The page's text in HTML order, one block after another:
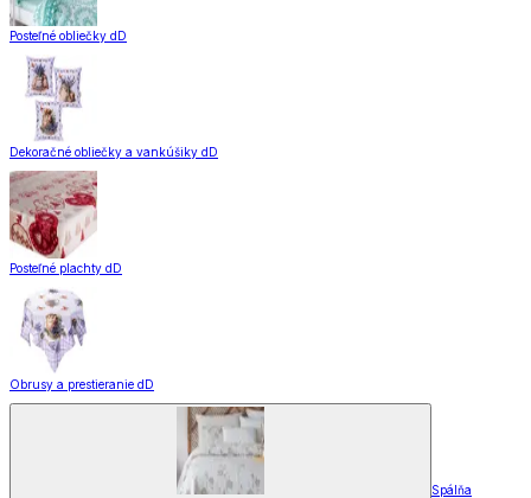
Posteľné obliečky dD
Dekoračné obliečky a vankúšiky dD
Posteľné plachty dD
Obrusy a prestieranie dD
Spálňa